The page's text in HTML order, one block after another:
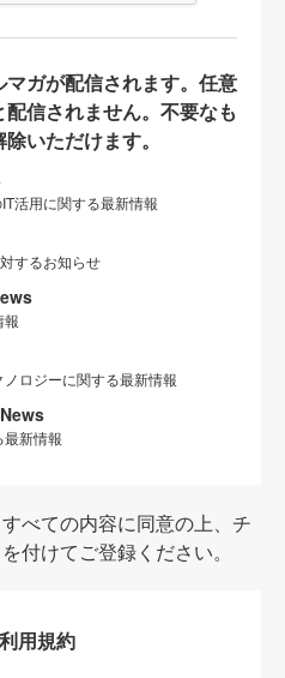
ガが配信されます。任意
信されません。不要なも
いただけます。
活用に関する最新情報
するお知らせ
報
ロジーに関する最新情報
新情報
べての内容に同意の上、チ
付けてご登録ください。
用規約